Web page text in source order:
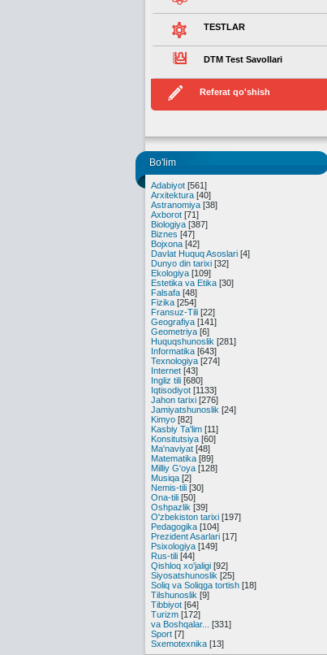
TESTLAR
DTM Test Savollari
Referat qo'shish
Bo'lim
Adabiyot [561]
Arxitektura [40]
Astranomiya [38]
Axborot [71]
Biologiya [387]
Biznes [47]
Bojxona [42]
Davlat Huquq Asoslari [4]
Dunyo din tarixi [32]
Ekologiya [109]
Estetika va Etika [30]
Falsafa [48]
Fizika [254]
Fransuz-Tili [22]
Geografiya [141]
Geometriya [6]
Huquqshunoslik [281]
Informatika [643]
Texnologiya [274]
Internet [43]
Ingliz tili [680]
Iqtisodiyot [1133]
Jahon tarixi [276]
Jamiyatshunoslik [24]
Kimyo [82]
Kasbiy Ta'lim [11]
Konsitutsiya [60]
Ma'naviyat [48]
Matematika [89]
Milliy G'oya [128]
Musiqa [2]
Nemis-tili [30]
Ona-tili [50]
Oshpazlik [39]
O'zbekiston tarixi [197]
Pedagogika [104]
Prezident Asarlari [17]
Psixologiya [149]
Rus-tili [44]
Qishloq xo'jaligi [92]
Siyosatshunoslik [25]
Soliq va Soliqga tortish [18]
Tilshunoslik [9]
Tibbiyot [64]
Turizm [172]
va Boshqalar...
[331]
Sport [7]
Sxemotexnika [13]